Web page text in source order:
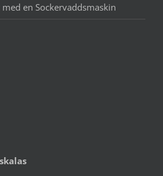
en Sockervaddsmaskin